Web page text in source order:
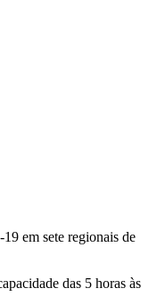
em sete regionais de
das 5 horas às